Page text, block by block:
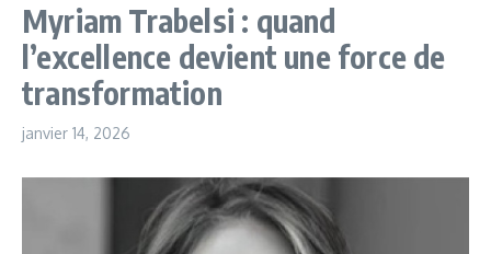
Myriam Trabelsi : quand
l’excellence devient une force de
transformation
janvier 14, 2026